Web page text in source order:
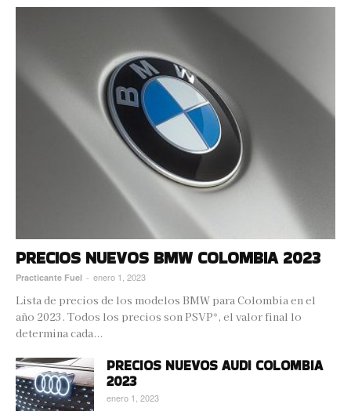
PRECIOS NUEVOS BMW COLOMBIA 2023
Practicante Fuel - enero 1, 2023
Lista de precios de los modelos BMW para Colombia en el
año 2023. Todos los precios son PSVP*, el valor final lo
determina cada...
PRECIOS NUEVOS AUDI COLOMBIA
2023
enero 1, 2023